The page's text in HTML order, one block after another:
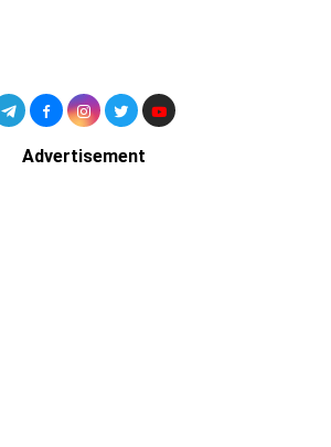
Advertisement